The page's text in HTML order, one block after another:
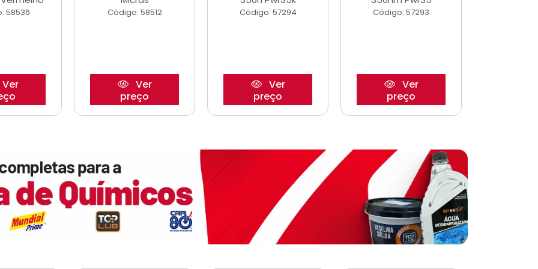
58536
Ver
Código: 58512
Ver
preço
Código: 57294
Ver
preço
Código: 57293
Ver
preço